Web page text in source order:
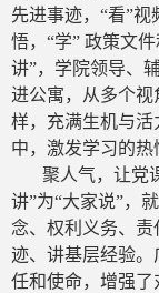
先进事迹，“看”
悟，“学” 政策文
讲”，学院领导、
进公寓，从多个
样，充满生机与活
中，激发学习的热
聚人气，让党
讲”为“大家说”，
念、权利义务、
迹、讲基层经验
任和使命，增强了